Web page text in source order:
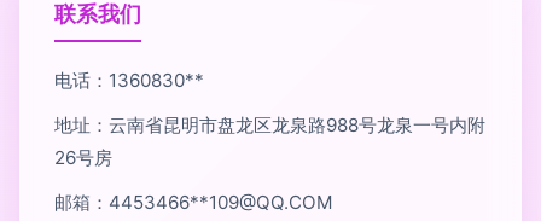
联系我们
电话：1360830**
地址：云南省昆明市盘龙区龙泉路988号龙泉一号内附
26号房
邮箱：4453466**109@QQ.COM